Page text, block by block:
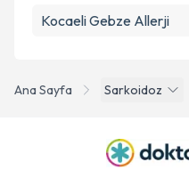
Ana Sayfa Sarkoidoz
Kocaeli Gebze Allerji